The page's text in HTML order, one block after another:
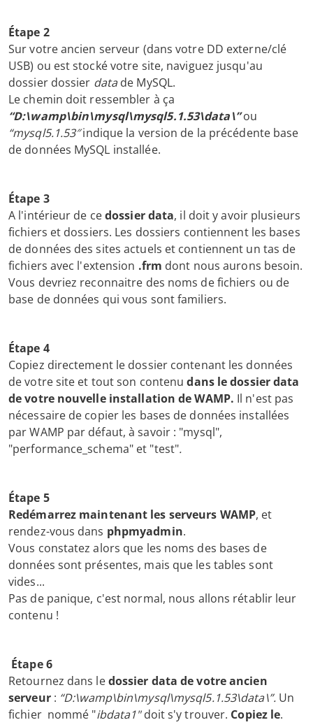
Étape 2
Sur votre ancien serveur (dans votre DD externe/clé
USB) ou est stocké votre site, naviguez jusqu'au
dossier dossier data de MySQL.
Le chemin doit ressembler à ça
“D:\wamp\bin\mysql\mysql5.1.53\data\”ou
“mysql5.1.53″indique la version de la précédente base
de données MySQL installée.
Étape 3
A l'intérieur de cedossier data, il doit y avoir plusieurs
fichiers et dossiers. Les dossiers contiennent les bases
de données des sites actuels et contiennent un tas de
fichiers avec l'extension .frm dont nous aurons besoin.
Vous devriez reconnaitre des noms de fichiers ou de
base de données qui vous sont familiers.
Étape 4
Copiez directement le dossier contenant les données
de votre site et tout son contenudans le dossierdata
de votre nouvelle installation de WAMP. Il n'est pas
nécessaire de copier les bases de données installées
par WAMP par défaut, à savoir : "mysql",
"performance_schema" et "test".
Étape 5
Redémarrez maintenant les serveurs WAMP, et
rendez-vous dans phpmyadmin.
Vous constatez alors que les noms des bases de
données sont présentes, mais que les tables sont
vides...
Pas de panique, c'est normal, nous allons rétablir leur
contenu !
Étape6
Retournez dans ledossier data de votre ancien
serveur: “D:\wamp\bin\mysql\mysql5.1.53\data\”. Un
fichier nommé "ibdata1"doit s'y trouver. Copiez le.